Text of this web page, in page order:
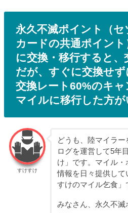
永久不滅ポイント（
カードの共通ポイン
に交換・移行すると
だが、すぐに交換せず
交換レート60%のキ
マイルに移行した方が
すけすけ
どうも、陸マイラ
ログを運営して5年
け」です。マイル
情報を日々提供し
すけのマイル乞食」
みなさん、永久不滅